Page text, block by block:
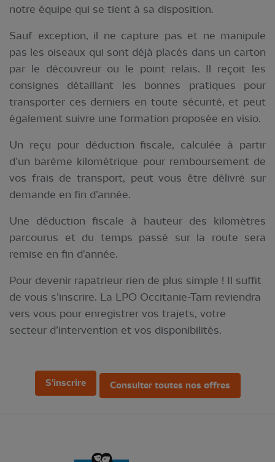
notre équipe qui se tient à sa disposition.
Sauf exception, il ne capture pas et ne manipule
pas les oiseaux qui sont déjà placés dans un carton
par le découvreur ou le point relais. Il reçoit les
consignes détaillant les bonnes pratiques pour
transporter ces derniers en toute sécurité, et peut
également suivre une formation proposée en visio.
Un reçu pour déduction fiscale, calculée à partir
d’un barème kilométrique pour remboursement de
vos frais de transport, peut vous être délivré sur
demande en fin d’année.
Une déduction fiscale à hauteur des kilomètres
parcourus et du temps passé sur la route sera
remise en fin d'année.
Pour devenir rapatrieur rien de plus simple ! Il suffit
de vous s’inscrire. La LPO Occitanie-Tarn reviendra
vers vous pour enregistrer vos trajets, votre
secteur d’intervention et vos disponibilités.
S'inscrire Consulter toutes nos offres